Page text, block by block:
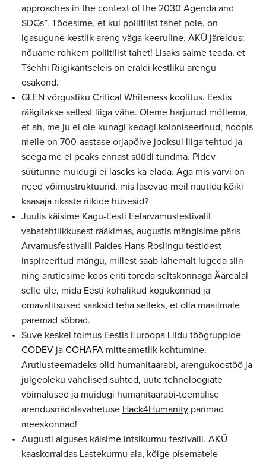
approaches in the context of the 2030 Agenda and
SDGs”. Tõdesime, et kui poliitilist tahet pole, on
igasugune kestlik areng väga keeruline. AKÜ järeldus:
nõuame rohkem poliitilist tahet! Lisaks saime teada, et
Tšehhi Riigikantseleis on eraldi kestliku arengu
osakond.
GLEN võrgustiku Critical Whiteness koolitus. Eestis
räägitakse sellest liiga vähe. Oleme harjunud mõtlema,
et ah, me ju ei ole kunagi kedagi koloniseerinud, hoopis
meile on 700-aastase orjapõlve jooksul liiga tehtud ja
seega me ei peaks ennast süüdi tundma. Pidev
süütunne muidugi ei laseks ka elada. Aga mis värvi on
need võimustruktuurid, mis lasevad meil nautida kõiki
kaasaja rikaste riikide hüvesid?
Juulis käisime Kagu-Eesti Eelarvamusfestivalil
vabatahtlikkusest rääkimas, augustis mängisime päris
Arvamusfestivalil Paides Hans Roslingu testidest
inspireeritud mängu, millest saab lähemalt lugeda siin
ning arutlesime koos eriti toreda seltskonnaga Äärealal
selle üle, mida Eesti kohalikud kogukonnad ja
omavalitsused saaksid teha selleks, et olla maailmale
paremad sõbrad.
Suve keskel toimus Eestis Euroopa Liidu töögruppide
CODEV ja COHAFA mitteametlik kohtumine.
Arutlusteemadeks olid humanitaarabi, arengukoostöö ja
julgeoleku vahelised suhted, uute tehnoloogiate
võimalused ja muidugi humanitaarabi-teemalise
arendusnädalavahetuse Hack4Humanity parimad
meeskonnad!
Augusti alguses käisime Intsikurmu festivalil. AKÜ
kaaskorraldas Lastekurmu ala, kõige pisematele